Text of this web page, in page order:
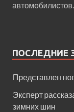
автомобилистов.
ПОСЛЕДНИЕ
Представлен
Эксперт
зимних шин